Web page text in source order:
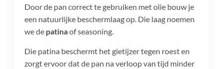
Door de pan correct te gebruiken met olie bouw je
een natuurlijke beschermlaag op. Die laag noemen
we de patinaof seasoning.
Die patina beschermt het gietijzer tegen roest en
zorgt ervoor dat de pan na verloop van tijd minder